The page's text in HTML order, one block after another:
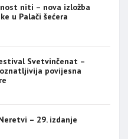
niti – nova izložba
u Palači šećera
Svetvinčenat –
povijesna
– 29. izdanje